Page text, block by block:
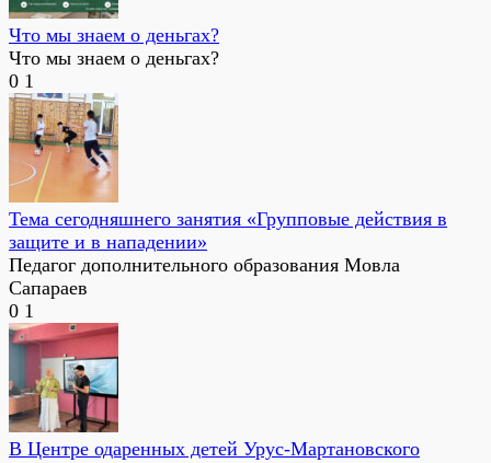
Что мы знаем о деньгах?
Что мы знаем о деньгах?
0 1
Тема сегодняшнего занятия «Групповые действия в
защите и в нападении»
Педагог дополнительного образования Мовла
Сапараев
0 1
В Центре одаренных детей Урус-Мартановского